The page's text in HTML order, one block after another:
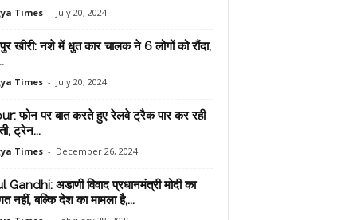
Times - July 20, 2024
खीरी: नशे में धुत कार चालक ने 6 लोगों को रौंदा,
Times - July 20, 2024
फोन पर बात करते हुए रेलवे ट्रैक पार कर रही
ट्रेन...
Times - December 26, 2024
Gandhi: अडाणी विवाद प्रधानमंत्री मोदी का
नहीं, बल्कि देश का मामला है,...